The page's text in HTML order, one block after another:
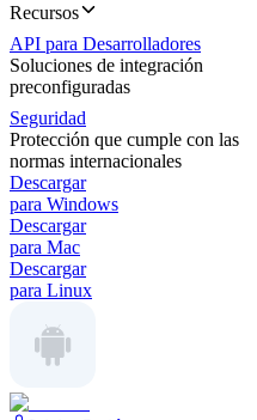
Recursos
API para Desarrolladores
Soluciones de integración
preconfiguradas
Seguridad
Protección que cumple con las
normas internacionales
Descargar
para Windows
Descargar
para Mac
Descargar
para Linux